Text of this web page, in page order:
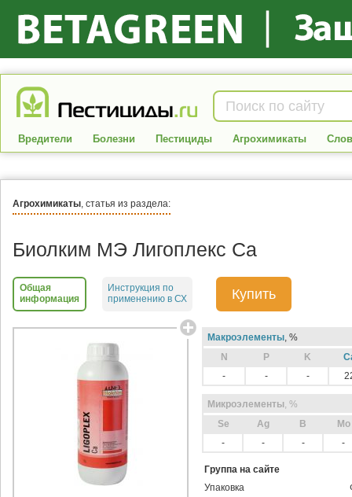
Вредители Болезни Пестициды Агрохимикаты
Агрохимикаты, статья из раздела:
Биолким МЭ Лигоплекс Са
Общая
информация
Инструкция по
применению в СХ
Купить
Макроэлементы, %
N
P K
-
- -
Микроэлементы, %
Sе
Ag B
Mo
-
- - -
Группа на сайте
Упаковка